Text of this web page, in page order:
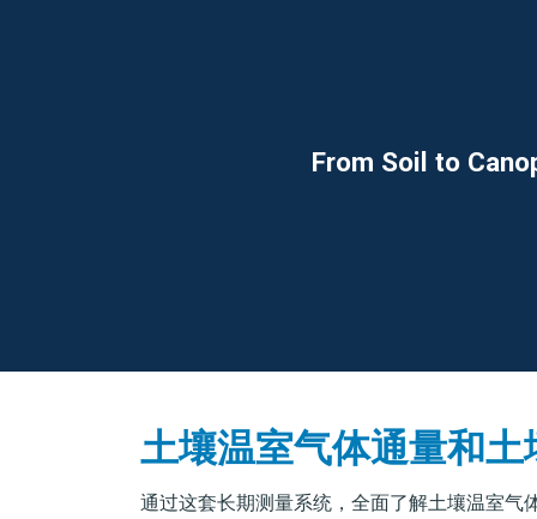
From Soil to
土壤温室气体通量和土
通过这套长期测量系统，全面了解土壤温室气